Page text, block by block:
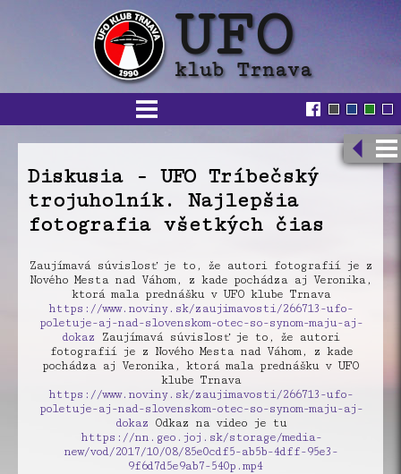
Diskusia - UFO Tríbečský
trojuholník. Najlepšia
fotografia všetkých čias
Zaujímavá súvislosť je to, že autori fotografií je z
Nového Mesta nad Váhom, z kade pochádza aj Veronika,
ktorá mala prednášku v UFO klube Trnava
https://www.noviny.sk/zaujimavosti/266713-ufo-
poletuje-aj-nad-slovenskom-otec-so-synom-maju-aj-
dokaz Zaujímavá súvislosť je to, že autori
fotografií je z Nového Mesta nad Váhom, z kade
pochádza aj Veronika, ktorá mala prednášku v UFO
klube Trnava
https://www.noviny.sk/zaujimavosti/266713-ufo-
poletuje-aj-nad-slovenskom-otec-so-synom-maju-aj-
dokaz Odkaz na video je tu
https://nn.geo.joj.sk/storage/media-
new/vod/2017/10/08/85e0cdf5-ab5b-4dff-95e3-
9f6d7d5e9ab7-540p.mp4